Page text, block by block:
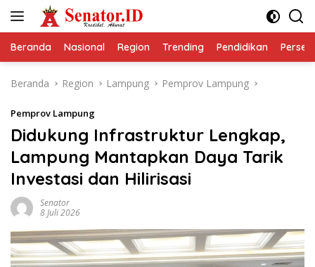
Beranda Nasional Region Trending Pendidikan
Beranda Region Lampung Pemprov Lampung
Pemprov Lampung
Didukung Infrastruktur Lengkap,
Lampung Mantapkan Daya Tarik
Investasi dan Hilirisasi
Senator
8 Juli 2026